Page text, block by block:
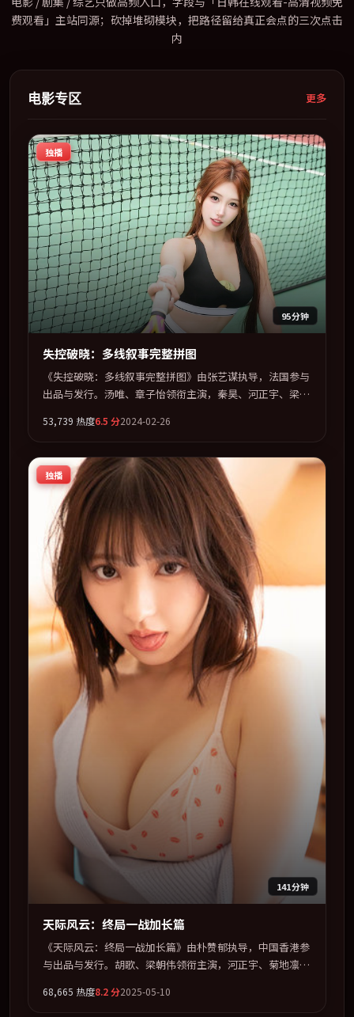
费观看」主站同源；砍掉堆砌模块，把路径留给真正会点的三次点击
内
电影专区 更多
独播
95分钟
失控破晓：多线叙事完整拼图
《失控破晓：多线叙事完整拼图》由张艺谋执导，法国参与
出品与发行。汤唯、章子怡领衔主演，秦昊、河正宇、梁朝
缓合拢。全片以「爱情」类型为骨架，在叙事、表演与视听
亮相，2024 年度话题片中口碑稳健，适合喜欢强情节与人
物弧光的观众完整观看。
53,739 热度6.5 分2024-02-26
独播
141分钟
天际风云：终局一战加长篇
《天际风云：终局一战加长篇》由朴赞郁执导，中国香港参
与出品与发行。胡歌、梁朝伟领衔主演，河正宇、菊地凛子
全片以「奇幻」类型为骨架，在叙事、表演与视听上力求统
68,665 热度8.2分2025-05-10